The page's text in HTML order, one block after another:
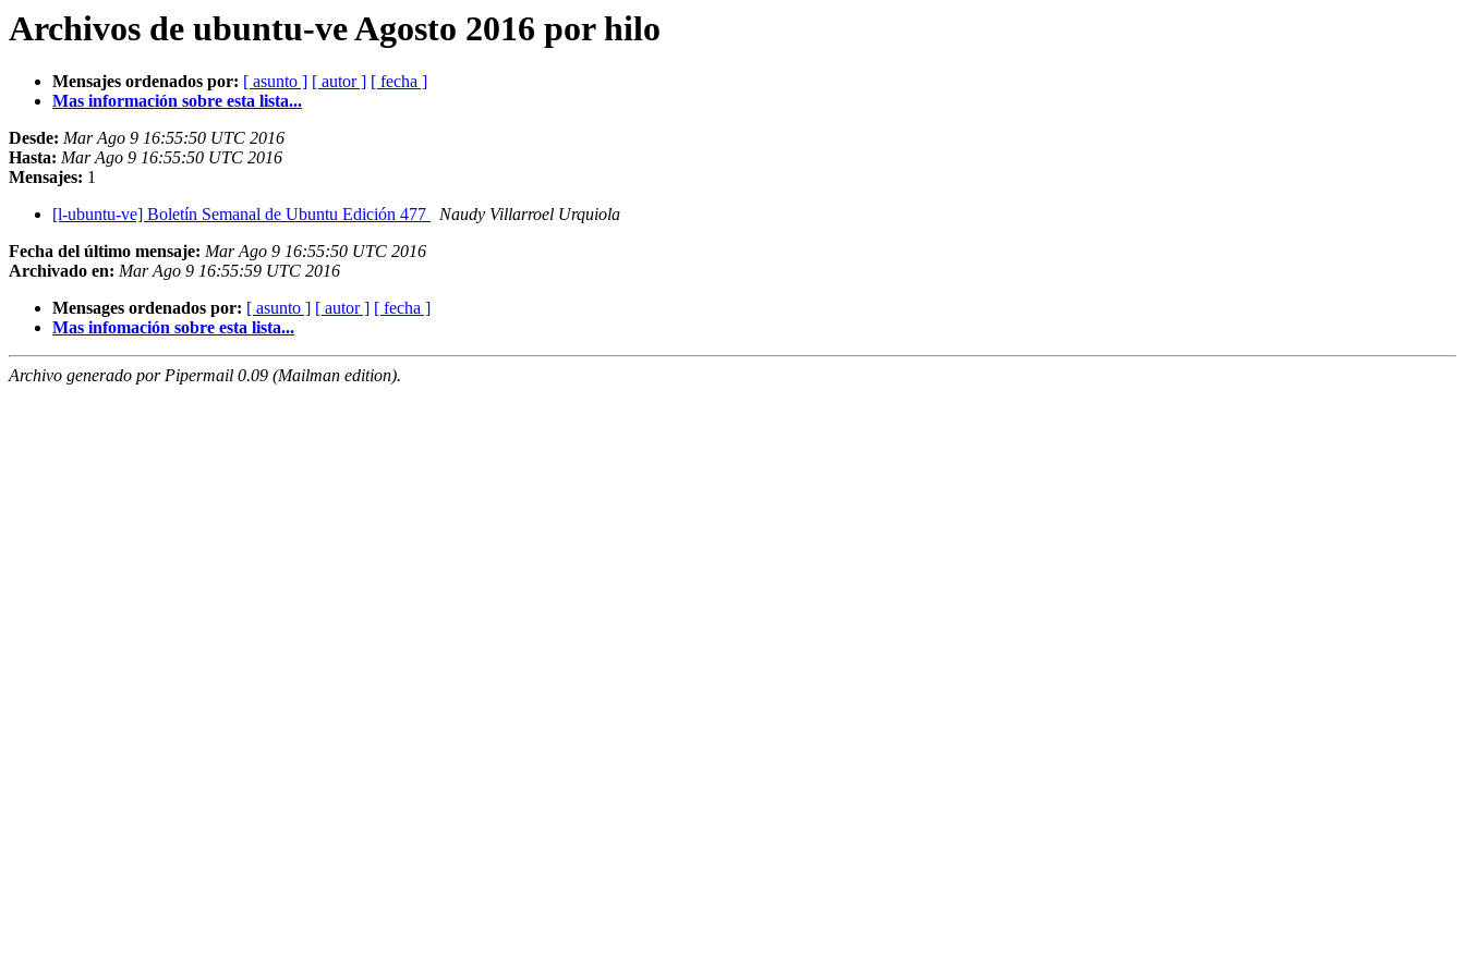
Archivos de ubuntu-ve Agosto 2016 por hilo
Mensajes ordenados por: [ asunto ] [ autor ] [ fecha ]
Mas información sobre esta lista...
Desde: Mar Ago 9 16:55:50 UTC 2016
Hasta: Mar Ago 9 16:55:50 UTC 2016
Mensajes: 1
[l-ubuntu-ve] Boletín Semanal de Ubuntu Edición 477
Naudy Villarroel Urquiola
Fecha del último mensaje: Mar Ago 9 16:55:50 UTC 2016
Archivado en: Mar Ago 9 16:55:59 UTC 2016
Mensages ordenados por: [ asunto ] [ autor ] [ fecha ]
Mas infomación sobre esta lista...
Archivo generado por Pipermail 0.09 (Mailman edition).